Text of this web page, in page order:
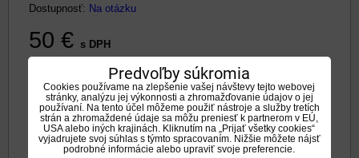
Dostupnosť: Na otázku
50 € s DPH
VYBERTE VARIANT
NORMAN Atlas hnedý záhradný krb
Predvoľby súkromia
Cookies používame na zlepšenie vašej návštevy tejto webovej
stránky, analýzu jej výkonnosti a zhromažďovanie údajov o jej
používaní. Na tento účel môžeme použiť nástroje a služby tretích
strán a zhromaždené údaje sa môžu preniesť k partnerom v EÚ,
USA alebo iných krajinách. Kliknutím na „Prijať všetky cookies“
vyjadrujete svoj súhlas s týmto spracovaním. Nižšie môžete nájsť
podrobné informácie alebo upraviť svoje preferencie.